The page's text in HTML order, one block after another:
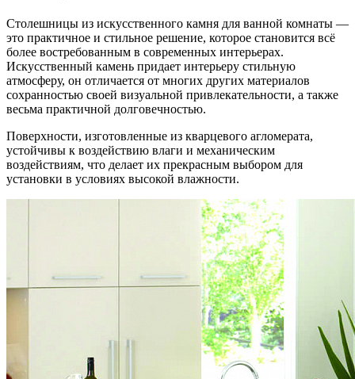
Столешницы из искусственного камня для ванной комнаты —
это практичное и стильное решение, которое становится всё
более востребованным в современных интерьерах.
Искусственный камень придает интерьеру стильную
атмосферу, он отличается от многих других материалов
сохранностью своей визуальной привлекательности, а также
весьма практичной долговечностью.
Поверхности, изготовленные из кварцевого агломерата,
устойчивы к воздействию влаги и механическим
воздействиям, что делает их прекрасным выбором для
установки в условиях высокой влажности.